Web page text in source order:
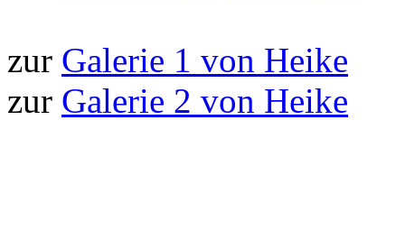
zur Galerie 1 von Heike
zur Galerie 2 von Heike